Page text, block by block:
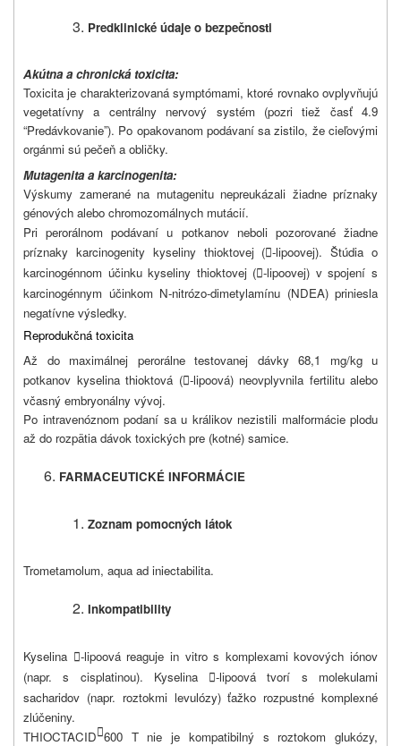
Predklinické údaje o bezpečnosti
Akútna a chronická toxicita:
Toxicita je charakterizovaná symptómami, ktoré rovnako ovplyvňujú
vegetatívny a centrálny nervový systém (pozri tiež časť 4.9
“Predávkovanie”). Po opakovanom podávaní sa zistilo, že cieľovými
orgánmi sú pečeň a obličky.
Mutagenita a karcinogenita:
Výskumy zamerané na mutagenitu nepreukázali žiadne príznaky
génových alebo chromozomálnych mutácií.
Pri perorálnom podávaní u potkanov neboli pozorované žiadne
príznaky karcinogenity kyseliny thioktovej (-lipoovej). Štúdia o
karcinogénnom účinku kyseliny thioktovej (-lipoovej) v spojení s
karcinogénnym účinkom N-nitrózo-dimetylamínu (NDEA) priniesla
negatívne výsledky.
Reprodukčná toxicita
Až do maximálnej perorálne testovanej dávky 68,1 mg/kg u
potkanov kyselina thioktová (-lipoová) neovplyvnila fertilitu alebo
včasný embryonálny vývoj.
Po intravenóznom podaní sa u králikov nezistili malformácie plodu
až do rozpätia dávok toxických pre (kotné) samice.
FARMACEUTICKÉ INFORMÁCIE
Zoznam pomocných látok
Trometamolum, aqua ad iniectabilita.
Inkompatibility
Kyselina -lipoová reaguje in vitro s komplexami kovových iónov
(napr. s cisplatinou). Kyselina
-lipoová tvorí s molekulami
sacharidov (napr. roztokmi levulózy) ťažko rozpustné komplexné
zlúčeniny.
THIOCTACID600 T nie je kompatibilný s roztokom glukózy,